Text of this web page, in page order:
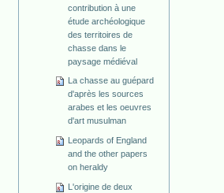
contribution à une
étude archéologique
des territoires de
chasse dans le
paysage médiéval
La chasse au guépard
d'après les sources
arabes et les oeuvres
d'art musulman
Leopards of England
and the other papers
on heraldy
L'origine de deux